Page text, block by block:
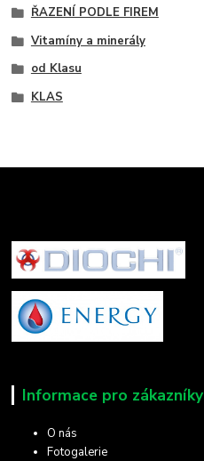
ŘAZENÍ PODLE FIREM
Vitamíny a minerály
od Klasu
KLAS
Informace pro zákazníky
O nás
Fotogalerie